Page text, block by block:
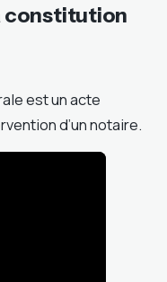
constitution
est un acte
d’un notaire.